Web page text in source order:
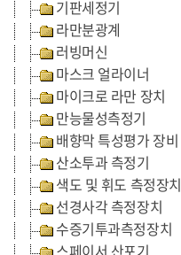
기판세정기
라만분광계
러빙머신
마스크 얼라이너
마이크로 라만 장치
만능물성측정기
배향막 특성평가 장비
산소투과 측정기
색도 및 휘도 측정장치
선경사각 측정장치
수증기투과측정장치
스페이서 산포기